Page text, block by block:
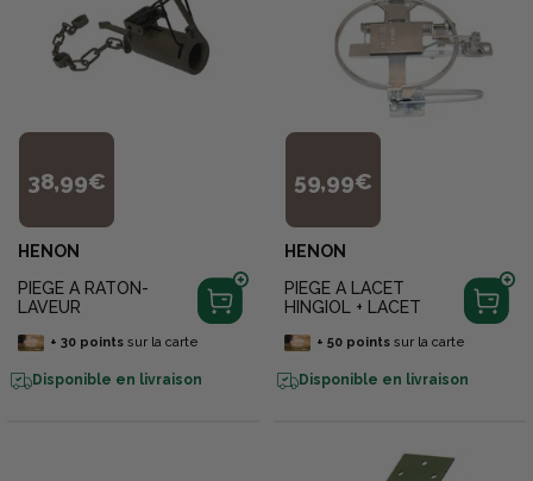
38,99€
HENON
PIEGE A RATON-
LAVEUR
+ 30pointssur la carte
Disponible en livraison
59,99€
HENON
PIEGE A LACET
HINGIOL + LACET
+ 50pointssur la carte
Disponible en livraison